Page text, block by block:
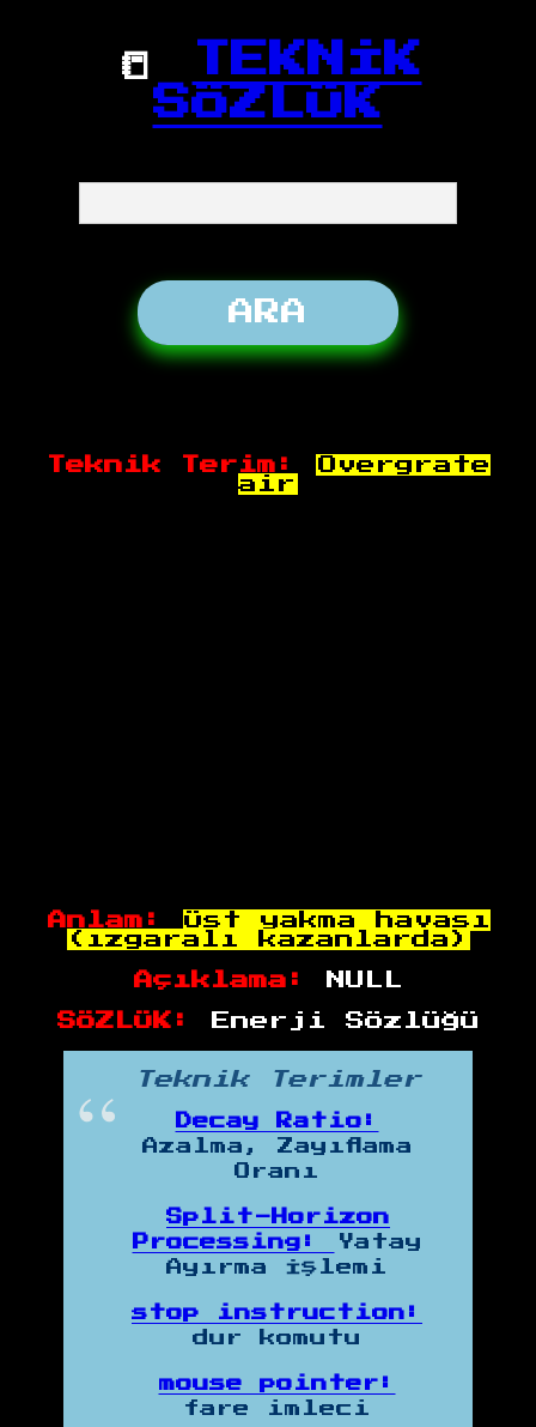
📒
TEKNİK
SÖZLÜK
Teknik Terim:
Overgrate
air
Anlam:
Üst yakma havası
(ızgaralı kazanlarda)
Açıklama: NULL
SÖZLÜK: Enerji Sözlüğü
Teknik Terimler
Decay Ratio:
Azalma, Zayıflama
Oranı
Split-Horizon
Processing:
Yatay
Ayırma İşlemi
stop instruction:
dur komutu
mouse pointer:
fare imleci